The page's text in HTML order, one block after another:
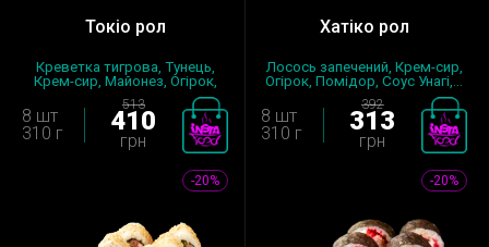
Токіо рол
Креветка тигрова, Тунець,
Крем-сир, Майонез, Огірок,
Нор...
8 шт
310 г
513
410
грн
Хатіко рол
Лосось запечений, Крем-сир,
Огірок, Помідор, Соус Унагі,...
8 шт
310 г
392
313
грн
-20% -20%